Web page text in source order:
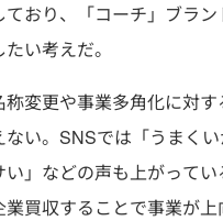
ており、「コーチ」ブラ
い考えだ。
変更や事業多角化に対
ない。SNSでは「うまく
い」などの声も上がって
買収することで事業が